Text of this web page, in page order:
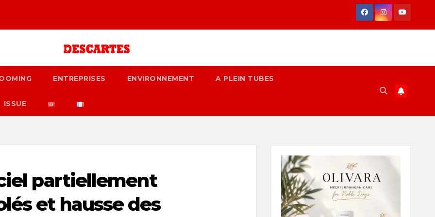
ENTREPRISES ENVIRONNEMENT A PLEIN TUBES
ISSUE
partiellement
et hausse des